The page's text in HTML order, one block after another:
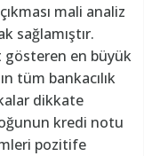
mali analiz
sağlamıştır.
gösteren en büyük
tüm bankacılık
dikkate
kredi notu
pozitife